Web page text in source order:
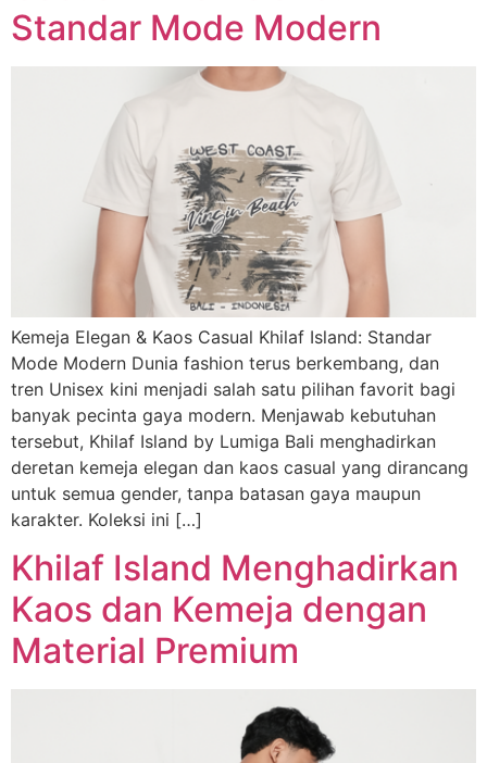
Standar Mode Modern
Kemeja Elegan & Kaos Casual Khilaf Island: Standar
Mode Modern Dunia fashion terus berkembang, dan
tren Unisex kini menjadi salah satu pilihan favorit bagi
banyak pecinta gaya modern. Menjawab kebutuhan
tersebut, Khilaf Island by Lumiga Bali menghadirkan
deretan kemeja elegan dan kaos casual yang dirancang
untuk semua gender, tanpa batasan gaya maupun
karakter. Koleksi ini […]
Khilaf Island Menghadirkan
Kaos dan Kemeja dengan
Material Premium